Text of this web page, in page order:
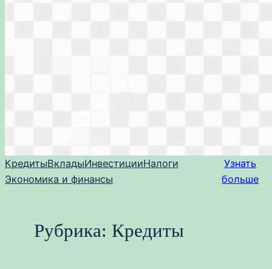
КредитыВкладыИнвестицииНалоги
Экономика и финансы
Узнать
больше
Рубрика: Кредиты